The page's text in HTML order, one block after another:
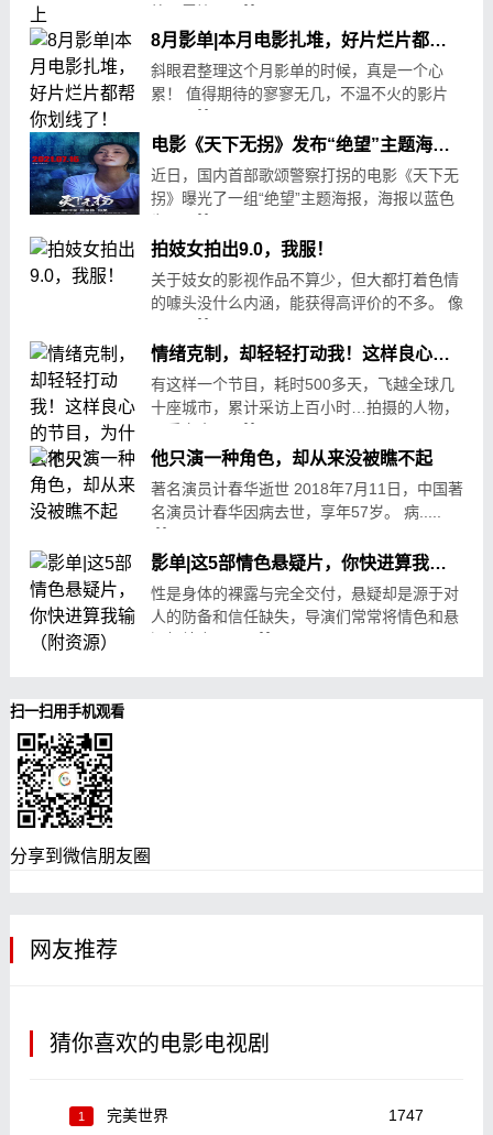
8月影单|本月电影扎堆，好片烂片都帮你划线了！
斜眼君整理这个月影单的时候，真是一个心
累！ 值得期待的寥寥无几，不温不火的影片
电影《天下无拐》发布“绝望”主题海报 失孤父母再度引人关注
近日，国内首部歌颂警察打拐的电影《天下无
拐》曝光了一组“绝望”主题海报，海报以蓝色
拍妓女拍出9.0，我服！
关于妓女的影视作品不算少，但大都打着色情
的噱头没什么内涵，能获得高评价的不多。 像
情绪克制，却轻轻打动我！这样良心的节目，为什么不火？
有这样一个节目，耗时500多天，飞越全球几
十座城市，累计采访上百小时…拍摄的人物，
他只演一种角色，却从来没被瞧不起
著名演员计春华逝世 2018年7月11日，中国著
名演员计春华因病去世，享年57岁。 病.....
影单|这5部情色悬疑片，你快进算我输（附资源）
性是身体的裸露与完全交付，悬疑却是源于对
人的防备和信任缺失，导演们常常将情色和悬
扫一扫用手机观看
分享到微信朋友圈
网友推荐
猜你喜欢的电影电视剧
1 完美世界 1747